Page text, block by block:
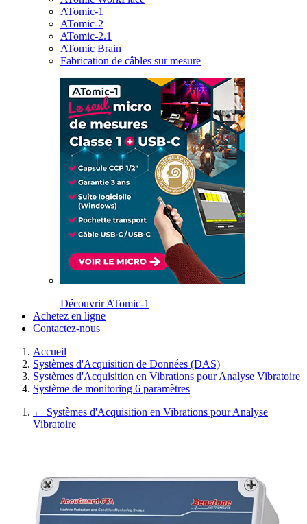
ATomic-1
ATomic-2
ATomic-2.1
ATomic Brain
Fabrication de câbles sur mesure
Découvrir ATomic-1
Achetez en ligne
Contactez-nous
Accueil
Systèmes d'Acquisition de Données (DAS)
Systèmes d'Acquisition en Vibrations pour Analyse Vibratoire
Système de monitoring 6 paramètres
← Systèmes d'Acquisition en Vibrations pour Analyse
Vibratoire